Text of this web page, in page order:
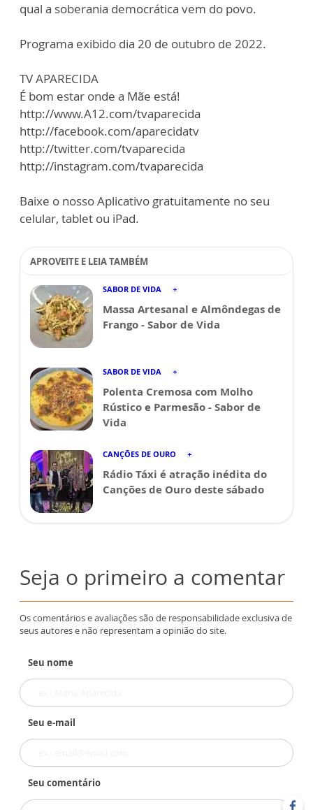
qual a soberania democrática vem do povo.
Programa exibido dia 20 de outubro de 2022.
TV APARECIDA
É bom estar onde a Mãe está!
http://www.A12.com/tvaparecida
http://facebook.com/aparecidatv
http://twitter.com/tvaparecida
http://instagram.com/tvaparecida
Baixe o nosso Aplicativo gratuitamente no seu
celular, tablet ou iPad.
APROVEITE E LEIA TAMBÉM
SABOR DE VIDA
Massa Artesanal e Almôndegas de
Frango - Sabor de Vida
SABOR DE VIDA
Polenta Cremosa com Molho
Rústico e Parmesão - Sabor de
Vida
CANÇÕES DE OURO
Rádio Táxi é atração inédita do
Canções de Ouro deste sábado
Seja o primeiro a comentar
Os comentários e avaliações são de responsabilidade exclusiva de
seus autores e não representam a opinião do site.
Seu nome
Seu e-mail
Seu comentário